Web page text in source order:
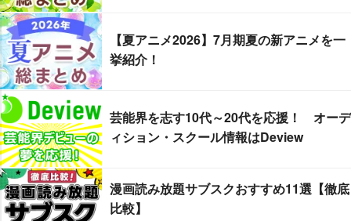
【夏アニメ2026】7月期夏の新アニメを一
挙紹介！
芸能界を志す10代～20代を応援！ オーデ
ィション・スクール情報はDeview
漫画読み放題サブスクおすすめ11選【徹底
比較】